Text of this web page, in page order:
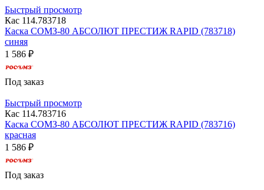
Быстрый просмотр
Кас 114.783718
Каска СОМЗ-80 АБСОЛЮТ ПРЕСТИЖ RAPID (783718)
синяя
1 586 ₽
Под заказ
Быстрый просмотр
Кас 114.783716
Каска СОМЗ-80 АБСОЛЮТ ПРЕСТИЖ RAPID (783716)
красная
1 586 ₽
Под заказ